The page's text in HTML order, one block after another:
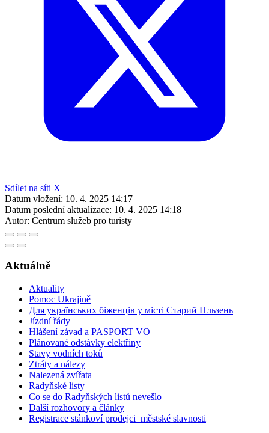
Sdílet na síti X
Datum vložení: 10. 4. 2025 14:17
Datum poslední aktualizace: 10. 4. 2025 14:18
Autor: Centrum služeb pro turisty
Aktuálně
Aktuality
Pomoc Ukrajině
Для українських біженців у місті Старий Пльзень
Jízdní řády
Hlášení závad a PASPORT VO
Plánované odstávky elektřiny
Stavy vodních toků
Ztráty a nálezy
Nalezená zvířata
Radyňské listy
Co se do Radyňských listů nevešlo
Další rozhovory a články
Registrace stánkoví prodejci_městské slavnosti